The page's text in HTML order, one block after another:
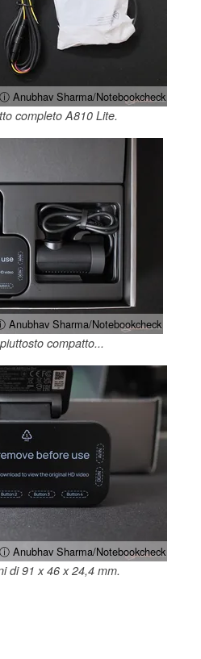
ⓘ Anubhav Sharma/Notebookcheck
completo A810 Lite.
Anubhav Sharma/Notebookcheck
compatto...
ⓘ Anubhav Sharma/Notebookcheck
di 91 x 46 x 24,4 mm.